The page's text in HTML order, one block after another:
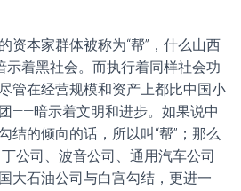
资本家群体被称为“帮”，什么山西
示着黑社会。而执行着同样社会功
管在经营规模和资产上都比中国小
——暗示着文明和进步。如果说中
结的倾向的话，所以叫“帮”；那么
公司、波音公司、通用汽车公司
大石油公司与白宫勾结，更进一